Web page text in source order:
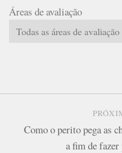
Áreas de avaliação
Como o perito pega as
a fim de fazer